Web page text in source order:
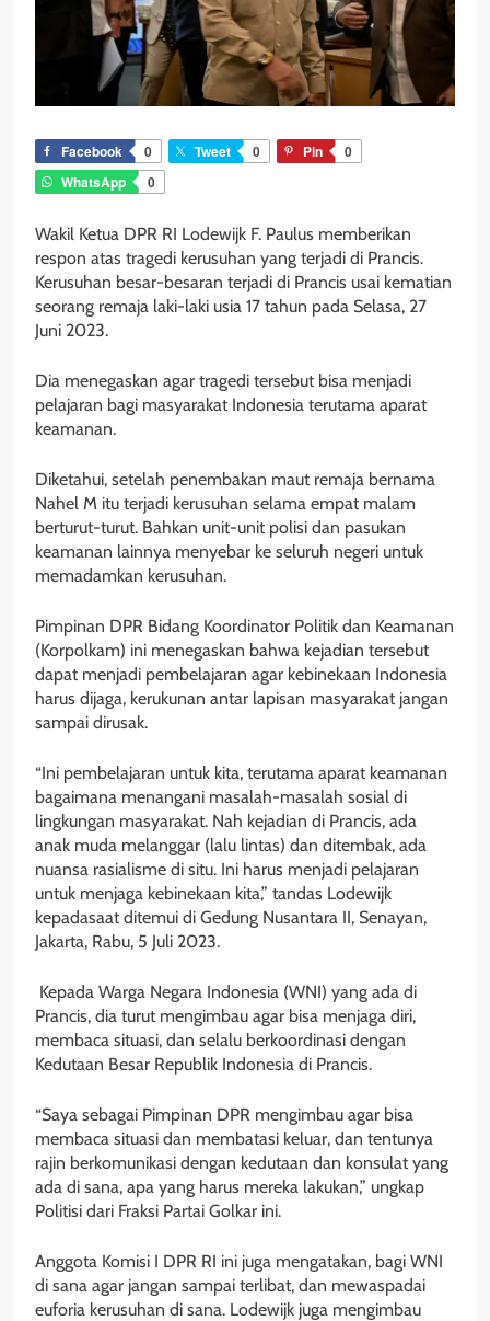
Facebook 0 Tweet 0 Pin
0
WhatsApp
0
Wakil Ketua DPR RI Lodewijk F. Paulus memberikan
respon atas tragedi kerusuhan yang terjadi di Prancis.
Kerusuhan besar-besaran terjadi di Prancis usai kematian
seorang remaja laki-laki usia 17 tahun pada Selasa, 27
Juni 2023.
Dia menegaskan agar tragedi tersebut bisa menjadi
pelajaran bagi masyarakat Indonesia terutama aparat
keamanan.
Diketahui, setelah penembakan maut remaja bernama
Nahel M itu terjadi kerusuhan selama empat malam
berturut-turut. Bahkan unit-unit polisi dan pasukan
keamanan lainnya menyebar ke seluruh negeri untuk
memadamkan kerusuhan.
Pimpinan DPR Bidang Koordinator Politik dan Keamanan
(Korpolkam) ini menegaskan bahwa kejadian tersebut
dapat menjadi pembelajaran agar kebinekaan Indonesia
harus dijaga, kerukunan antar lapisan masyarakat jangan
sampai dirusak.
“Ini pembelajaran untuk kita, terutama aparat keamanan
bagaimana menangani masalah-masalah sosial di
lingkungan masyarakat. Nah kejadian di Prancis, ada
anak muda melanggar (lalu lintas) dan ditembak, ada
nuansa rasialisme di situ. Ini harus menjadi pelajaran
untuk menjaga kebinekaan kita,” tandas Lodewijk
kepadasaat ditemui di Gedung Nusantara II, Senayan,
Jakarta, Rabu, 5 Juli 2023.
Kepada Warga Negara Indonesia (WNI) yang ada di
Prancis, dia turut mengimbau agar bisa menjaga diri,
membaca situasi, dan selalu berkoordinasi dengan
Kedutaan Besar Republik Indonesia di Prancis.
“Saya sebagai Pimpinan DPR mengimbau agar bisa
membaca situasi dan membatasi keluar, dan tentunya
rajin berkomunikasi dengan kedutaan dan konsulat yang
ada di sana, apa yang harus mereka lakukan,” ungkap
Politisi dari Fraksi Partai Golkar ini.
Anggota Komisi I DPR RI ini juga mengatakan, bagi WNI
di sana agar jangan sampai terlibat, dan mewaspadai
euforia kerusuhan di sana. Lodewijk juga mengimbau